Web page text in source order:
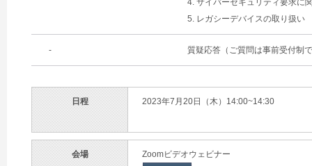
4. サイバーセキュリティ要求に
5. レガシーデバイスの取り扱い
- 質疑応答（ご質問は事前受付制
日程 2023年7月20日（木）14:00~14:30
会場 Zoomビデオウェビナー